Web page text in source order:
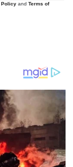
Policy and Terms of